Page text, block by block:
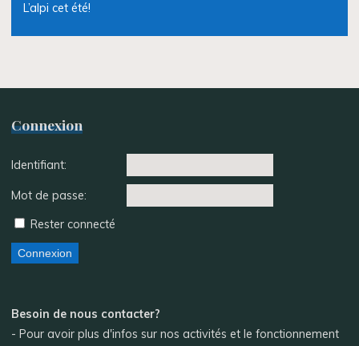
L’alpi cet été!
Connexion
Identifiant:
Mot de passe:
Rester connecté
Connexion
Besoin de nous contacter?
- Pour avoir plus d'infos sur nos activités et le fonctionnement